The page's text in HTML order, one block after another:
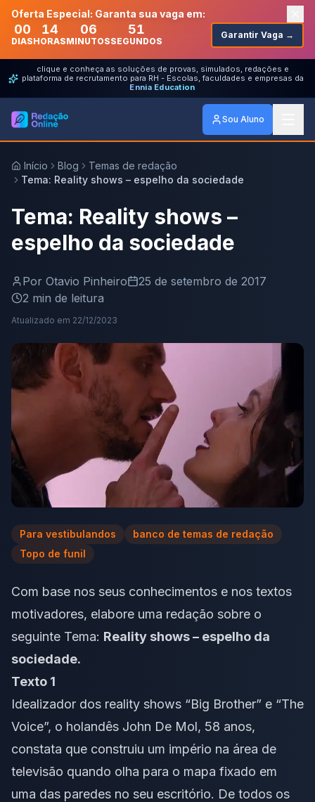
Oferta Especial: Garanta sua vaga em:
00
DIAS
14
HORAS
06
MINUTOS
51
SEGUNDOS
Garantir Vaga →
clique e conheça as soluções de provas, simulados, redações e
plataforma de recrutamento para RH - Escolas, faculdades e empresas da
Ennia Education
Sou Aluno
Início Blog
Temas de redação
Tema: Reality shows – espelho da sociedade
Tema: Reality shows –
espelho da sociedade
Por Otavio Pinheiro
25 de setembro de 2017
2 min de leitura
Atualizado em 22/12/2023
Para vestibulandos
banco de temas de redação
Topo de funil
Com base nos seus conhecimentos e nos textos
motivadores, elabore uma redação sobre o
seguinte Tema: Reality shows – espelho da
sociedade.
Texto 1
Idealizador dos reality shows “Big Brother” e “The
Voice”, o holandês John De Mol, 58 anos,
constata que construiu um império na área de
televisão quando olha para o mapa fixado em
uma das paredes no seu escritório. De todos os